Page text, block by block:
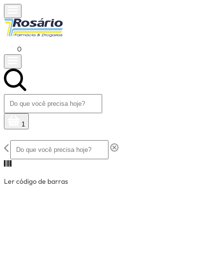
0
1
Ler código de barras